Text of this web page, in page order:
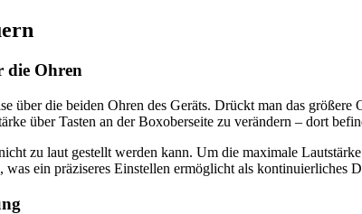
die Ohren
über die beiden Ohren des Geräts. Drückt man das
über Tasten an der Boxoberseite zu verändern – dort
zu laut gestellt werden kann. Um die maximale
ein präziseres Einstellen ermöglicht als kontinuierliches